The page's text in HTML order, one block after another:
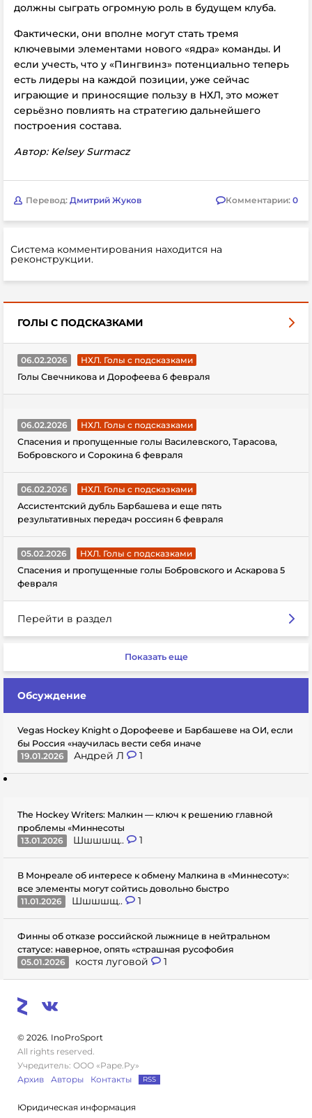
должны сыграть огромную роль в будущем клуба.
Фактически, они вполне могут стать тремя
ключевыми элементами нового «ядра» команды. И
если учесть, что у «Пингвинз» потенциально теперь
есть лидеры на каждой позиции, уже сейчас
играющие и приносящие пользу в НХЛ, это может
серьёзно повлиять на стратегию дальнейшего
построения состава.
Автор: Kelsey Surmacz
Перевод: Дмитрий Жуков Комментарии: 0
Система комментирования находится на
реконструкции.
ГОЛЫ С ПОДСКАЗКАМИ
06.02.2026
НХЛ. Голы с подсказками
Голы Свечникова и Дорофеева 6 февраля
06.02.2026
НХЛ. Голы с подсказками
Спасения и пропущенные голы Василевского, Тарасова,
Бобровского и Сорокина 6 февраля
06.02.2026
НХЛ. Голы с подсказками
Ассистентский дубль Барбашева и еще пять
результативных передач россиян 6 февраля
05.02.2026
НХЛ. Голы с подсказками
Спасения и пропущенные голы Бобровского и Аскарова 5
февраля
Перейти в раздел
Показать еще
Обсуждение
Vegas Hockey Knight о Дорофееве и Барбашеве на ОИ, если
бы Россия «научилась вести себя иначе
19.01.2026
Андрей Л 1
The Hockey Writers: Малкин — ключ к решению главной
проблемы «Миннесоты
13.01.2026
Шшшшщ.. 1
В Монреале об интересе к обмену Малкина в «Миннесоту»:
все элементы могут сойтись довольно быстро
11.01.2026
Шшшшщ.. 1
Финны об отказе российской лыжнице в нейтральном
статусе: наверное, опять «страшная русофобия
05.01.2026
костя луговой 1
© 2026. InoProSport
All rights reserved.
Учредитель: ООО «Раре.Ру»
Архив
Авторы Контакты RSS
Юридическая информация